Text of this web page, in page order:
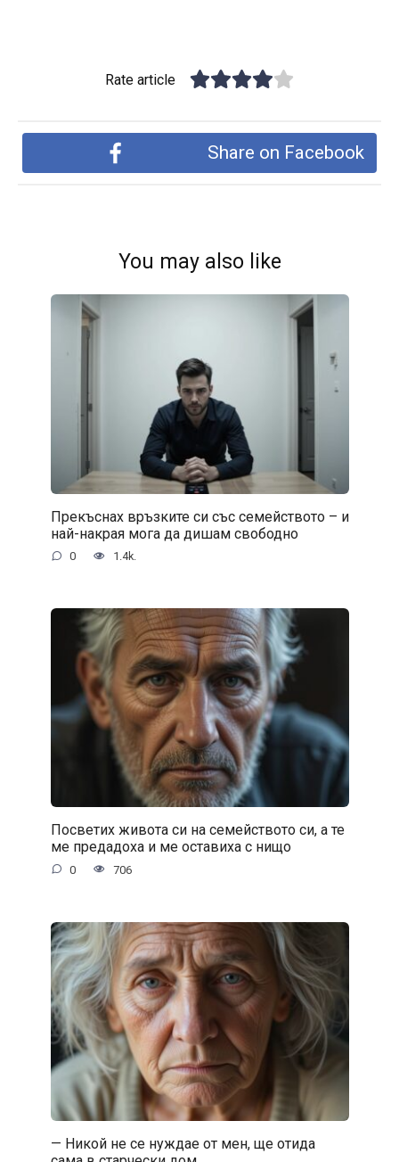
Rate article
Share on Facebook
You may also like
Прекъснах връзките си със семейството – и
най-накрая мога да дишам свободно
0 1.4k.
Посветих живота си на семейството си, а те
ме предадоха и ме оставиха с нищо
0 706
— Никой не се нуждае от мен, ще отида